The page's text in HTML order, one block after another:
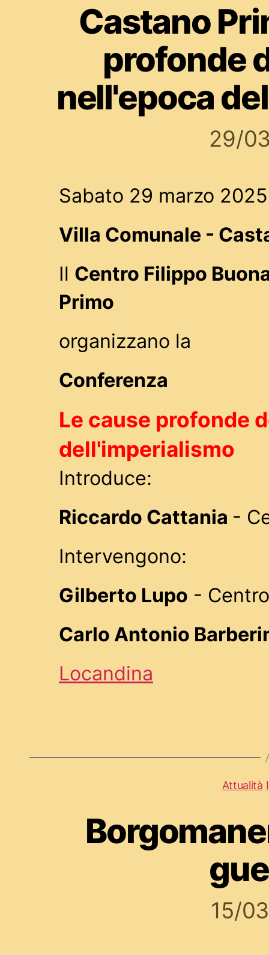
Castano
profonde
nell'epoca
29/
Sabato 29 marzo
Villa Comunale -
Il Centro Filippo
Primo
organizzano la
Conferenza
Le cause profonde
dell'imperialismo
Introduce:
Riccardo Cattania -
Intervengono:
Gilberto Lupo -
Carlo Antonio
Locandina
Attualità
15/